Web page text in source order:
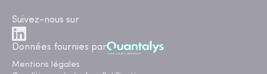
Suivez-nous sur
Données fournies par
Mentions légales